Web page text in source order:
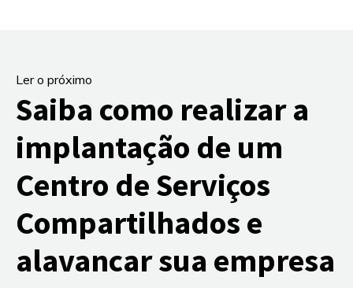
Ler o próximo
Saiba como realizar a
implantação de um
Centro de Serviços
Compartilhados e
alavancar sua empresa